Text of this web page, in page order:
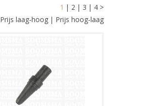
1 | 2 | 3 | 4 >
Prijs laag-hoog | Prijs hoog-laag